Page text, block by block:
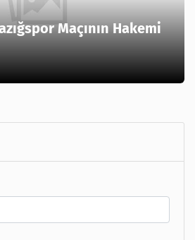
Maçının Hakemi